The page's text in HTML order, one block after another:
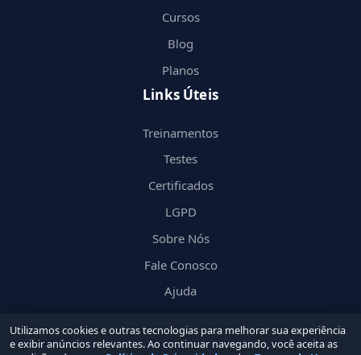
Cursos
Blog
Planos
Links Úteis
Treinamentos
Testes
Certificados
LGPD
Sobre Nós
Fale Conosco
Ajuda
Utilizamos cookies e outras tecnologias para melhorar sua experiência
e exibir anúncios relevantes. Ao continuar navegando, você aceita as